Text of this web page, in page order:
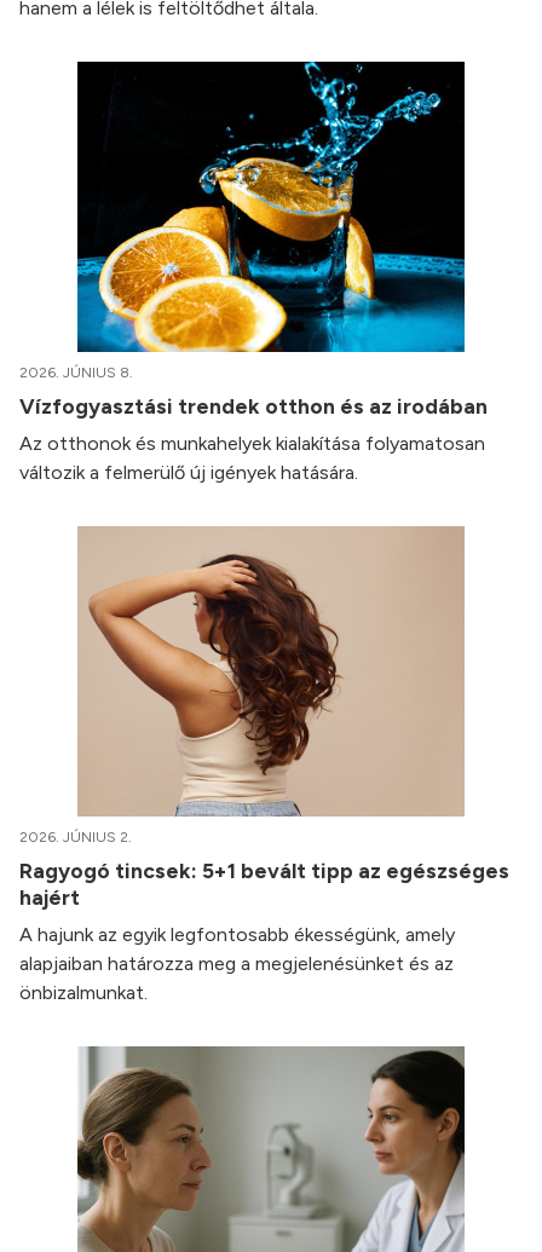
hanem a lélek is feltöltődhet általa.
2026. JÚNIUS 8.
Vízfogyasztási trendek otthon és az irodában
Az otthonok és munkahelyek kialakítása folyamatosan
változik a felmerülő új igények hatására.
2026. JÚNIUS 2.
Ragyogó tincsek: 5+1 bevált tipp az egészséges
hajért
A hajunk az egyik legfontosabb ékességünk, amely
alapjaiban határozza meg a megjelenésünket és az
önbizalmunkat.